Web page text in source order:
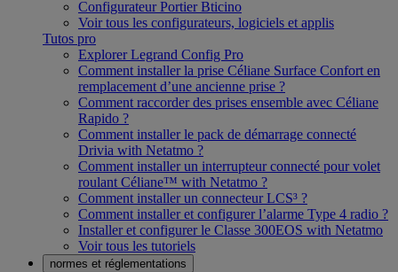
Configurateur Portier Bticino
Voir tous les configurateurs, logiciels et applis
Tutos pro
Explorer Legrand Config Pro
Comment installer la prise Céliane Surface Confort en
remplacement d’une ancienne prise ?
Comment raccorder des prises ensemble avec Céliane
Rapido ?
Comment installer le pack de démarrage connecté
Drivia with Netatmo ?
Comment installer un interrupteur connecté pour volet
roulant Céliane™ with Netatmo ?
Comment installer un connecteur LCS³ ?
Comment installer et configurer l’alarme Type 4 radio ?
Installer et configurer le Classe 300EOS with Netatmo
Voir tous les tutoriels
normes et réglementations